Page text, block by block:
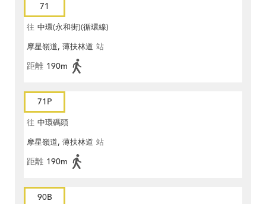
71
往 中環(永和街)(循環線)
摩星嶺道, 薄扶林道 站
距離 190m
71P
往 中環碼頭
摩星嶺道, 薄扶林道 站
距離 190m
90B